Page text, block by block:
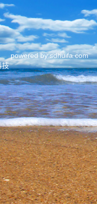
powered by sdhuifa.com
技